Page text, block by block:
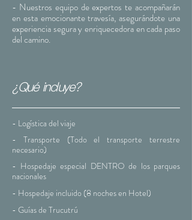
- Nuestros equipo de expertos te acompañarán
en esta emocionante travesía, asegurándote una
experiencia segura y enriquecedora en cada paso
del camino.
¿Qué incluye?
- Logística del viaje
- Transporte (Todo el transporte terrestre
necesario)
- Hospedaje especial DENTRO de los parques
nacionales
- Hospedaje incluido (8 noches en Hotel)
- Guías de Trucutrú